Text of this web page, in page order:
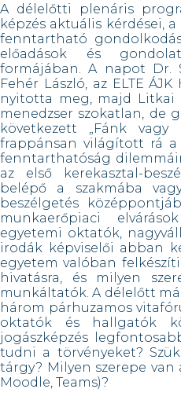
A délelőtti plenáris
képzés aktuális kérdései,
fenntartható
előadások és
formájában. A napot Dr.
Fehér László, az ELTE
nyitotta meg, majd Litkai
menedzser szokatlan, de
következett „Fánk vagy
frappánsan világított rá a
fenntarthatóság
az első kerekasztal-
belépő a szakmába
beszélgetés
munkaerőpiaci
egyetemi oktatók,
irodák képviselői abban
egyetem valóban
hivatásra, és milyen
munkáltatók. A délelőtt
három párhuzamos
oktatók és hallgatók
jogászképzés
tudni a törvényeket?
tárgy? Milyen szerepe van
Moodle, Teams)?